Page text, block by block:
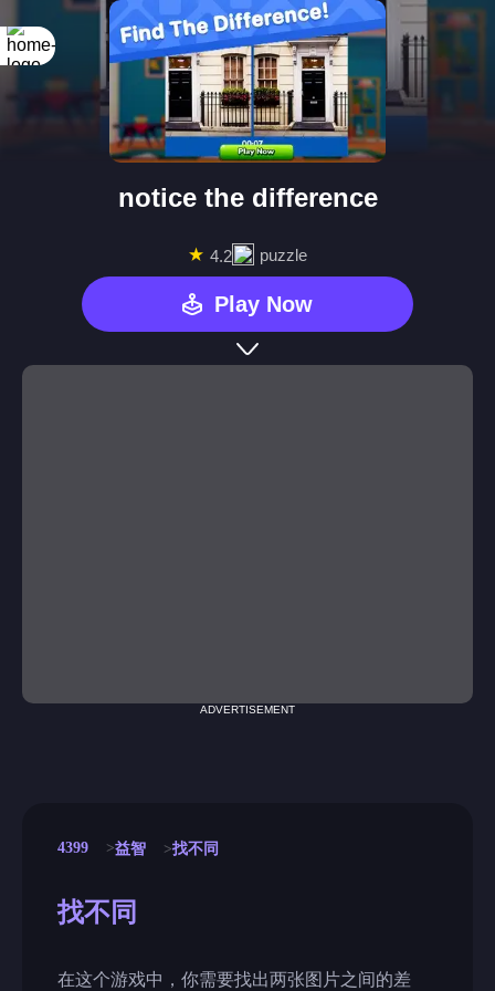
notice the difference
★ 4.2 puzzle
Play Now
ADVERTISEMENT
4399 益智 找不同
找不同
在这个游戏中，你需要找出两张图片之间的差